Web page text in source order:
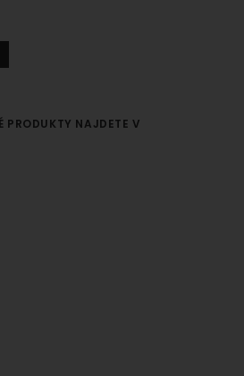
PRODUKTY NAJDETE V